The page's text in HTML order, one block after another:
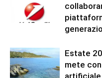
Estate
mete con
artificiale